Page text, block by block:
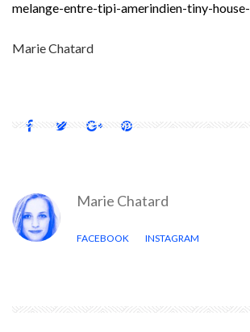
melange-entre-tipi-amerindien-tiny-house-
Marie Chatard
Marie Chatard
FACEBOOK INSTAGRAM